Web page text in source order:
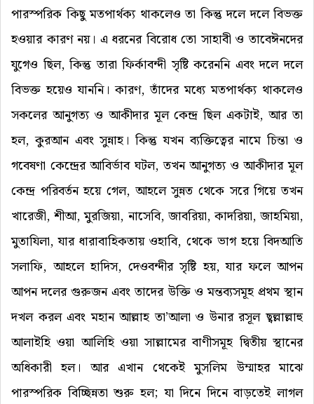
পারস্পরিক কিছু মতপার্থক্য থাকলেও তা কিন্তু দলে দলে বিভক্ত
হওয়ার কারণ নয়। এ ধরনের বিরোধ তো সাহাবী ও তাবেঈনদের
যুগেও ছিল, কিন্তু তারা ফির্কাবন্দী সৃষ্টি করেননি এবং দলে দলে
বিভক্ত হয়েও যাননি। কারণ, তাঁদের মধ্যে মতপার্থক্য থাকলেও
সকলের আনুগত্য ও আকীদার মূল কেন্দ্র ছিল একটাই, আর তা
হল, কুরআন এবং সুন্নাহ। কিন্তু যখন ব্যক্তিত্বের নামে চিন্তা ও
গবেষণা কেন্দ্রের আবির্ভাব ঘটল, তখন আনুগত্য ও আকীদার মূল
কেন্দ্র পরিবর্তন হয়ে গেল, আহলে সুন্নত থেকে সরে গিয়ে তখন
খারেজী, শীআ, মুরজিয়া, নাসেবি, জাবরিয়া, কাদরিয়া, জাহমিয়া,
মুতাযিলা, যার ধারাবাহিকতায় ওহাবি, থেকে ভাগ হয়ে বিদআতি
সলাফি, আহলে হাদিস, দেওবন্দীর সৃষ্টি হয়, যার ফলে আপন
আপন দলের গুরুজন এবং তাদের উক্তি ও মন্তব্যসমূহ প্রথম স্থান
দখল করল এবং মহান আল্লাহ তা’আলা ও উনার রসূল ছ্বল্লাল্লাহু
আলাইহি ওয়া আলিহি ওয়া সাল্লামের বাণীসমূহ দ্বিতীয় স্থানের
অধিকারী হল। আর এখান থেকেই মুসলিম উম্মাহর মাঝে
পারস্পরিক বিচ্ছিন্নতা শুরু হল; যা দিনে দিনে বাড়তেই লাগল